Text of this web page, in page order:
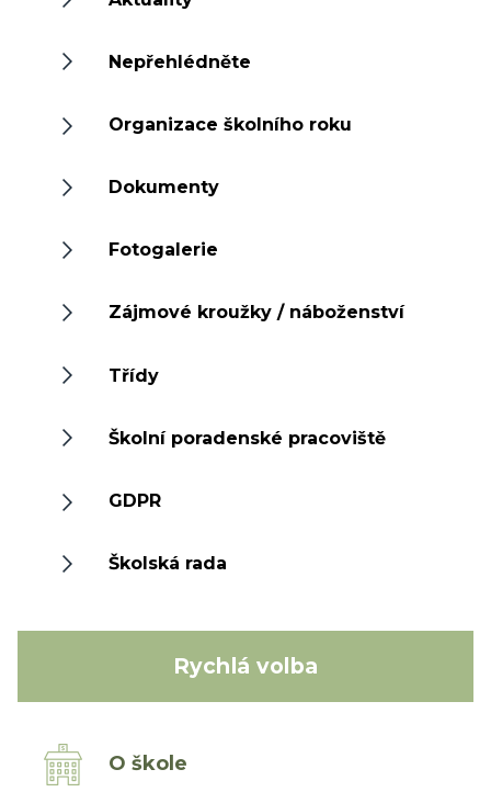
Nepřehlédněte
Organizace školního roku
Dokumenty
Fotogalerie
Zájmové kroužky / náboženství
Třídy
Školní poradenské pracoviště
GDPR
Školská rada
Rychlá volba
O škole